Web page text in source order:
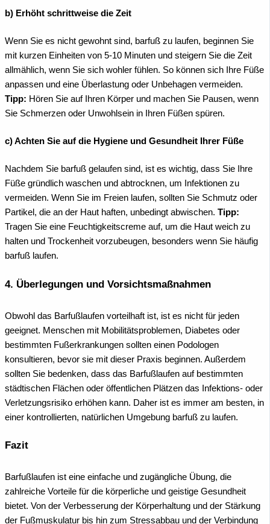
b) Erhöht schrittweise die Zeit
Wenn Sie es nicht gewohnt sind, barfuß zu laufen, beginnen Sie
mit kurzen Einheiten von 5-10 Minuten und steigern Sie die Zeit
allmählich, wenn Sie sich wohler fühlen. So können sich Ihre Füße
anpassen und eine Überlastung oder Unbehagen vermeiden.
Tipp: Hören Sie auf Ihren Körper und machen Sie Pausen, wenn
Sie Schmerzen oder Unwohlsein in Ihren Füßen spüren.
c) Achten Sie auf die Hygiene und Gesundheit Ihrer Füße
Nachdem Sie barfuß gelaufen sind, ist es wichtig, dass Sie Ihre
Füße gründlich waschen und abtrocknen, um Infektionen zu
vermeiden. Wenn Sie im Freien laufen, sollten Sie Schmutz oder
Partikel, die an der Haut haften, unbedingt abwischen. Tipp:
Tragen Sie eine Feuchtigkeitscreme auf, um die Haut weich zu
halten und Trockenheit vorzubeugen, besonders wenn Sie häufig
barfuß laufen.
4. Überlegungen und Vorsichtsmaßnahmen
Obwohl das Barfußlaufen vorteilhaft ist, ist es nicht für jeden
geeignet. Menschen mit Mobilitätsproblemen, Diabetes oder
bestimmten Fußerkrankungen sollten einen Podologen
konsultieren, bevor sie mit dieser Praxis beginnen. Außerdem
sollten Sie bedenken, dass das Barfußlaufen auf bestimmten
städtischen Flächen oder öffentlichen Plätzen das Infektions- oder
Verletzungsrisiko erhöhen kann. Daher ist es immer am besten, in
einer kontrollierten, natürlichen Umgebung barfuß zu laufen.
Fazit
Barfußlaufen ist eine einfache und zugängliche Übung, die
zahlreiche Vorteile für die körperliche und geistige Gesundheit
bietet. Von der Verbesserung der Körperhaltung und der Stärkung
der Fußmuskulatur bis hin zum Stressabbau und der Verbindung